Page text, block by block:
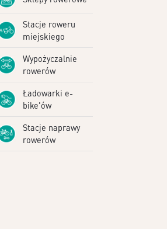
Stacje roweru
miejskiego
Wypożyczalnie
rowerów
Ładowarki e-
bike'ów
Stacje naprawy
rowerów